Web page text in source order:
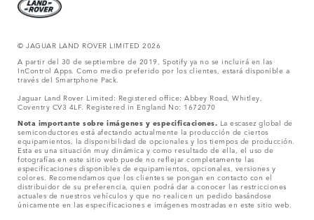
© JAGUAR LAND ROVER LIMITED 2026
A partir del 30 de septiembre de 2019, Spotify ya no se incluirá en las
InControl Apps. Como medio preferido por los clientes, estará disponible a
través del Smartphone Pack.
Jaguar Land Rover Limited: Registered office: Abbey Road, Whitley,
Coventry CV3 4LF. Registered in England No: 1672070
Nota importante sobre imágenes y especificaciones. La escasez global de
semiconductores está afectando actualmente la producción de ciertos
equipamientos, la disponibilidad de opcionales y los tiempos de producción.
Esta es una situación muy dinámica y como resultado de ella, el uso de
fotografías en este sitio web puede no reflejar completamente las
especificaciones disponibles de equipamientos, opcionales, versiones y
colores. Recomendamos que los clientes se pongan en contacto con el
distribuidor de su preferencia, quien podrá dar a conocer las restricciones
actuales de nuestros vehículos y que no realicen un pedido basándose
únicamente en las especificaciones e imágenes mostradas en este sitio web.